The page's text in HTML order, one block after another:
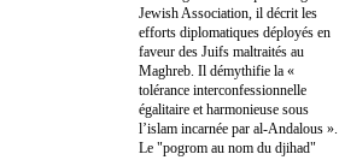
Jewish Association, il décrit les
efforts diplomatiques déployés en
faveur des Juifs maltraités au
Maghreb. Il démythifie la «
tolérance interconfessionnelle
égalitaire et harmonieuse sous
l’islam incarnée par al-Andalous ».
Le "pogrom au nom du djihad"